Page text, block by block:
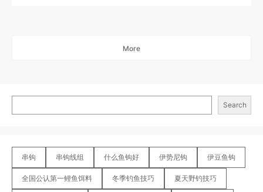
More
Search
串钩 串钩线组 什么鱼钩好 伊势尼钩 伊豆鱼钩
全国公认第一鲤鱼饵料 冬季钓鱼技巧 夏天野钓技巧